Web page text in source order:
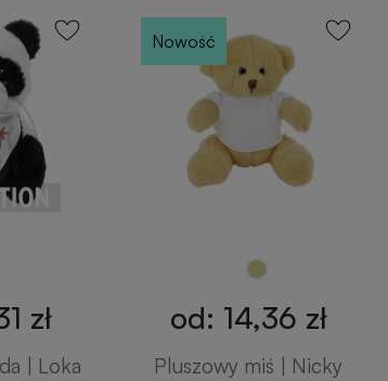
zł
| Loka
Nowość
od: 14,36 zł
Pluszowy miś | Nicky